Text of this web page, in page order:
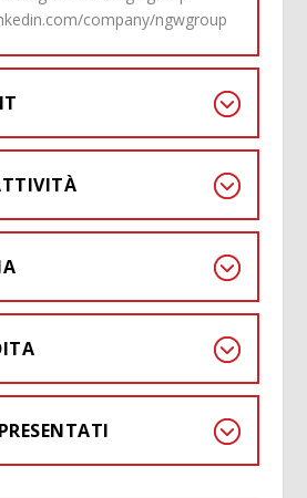
company/ngwgroup